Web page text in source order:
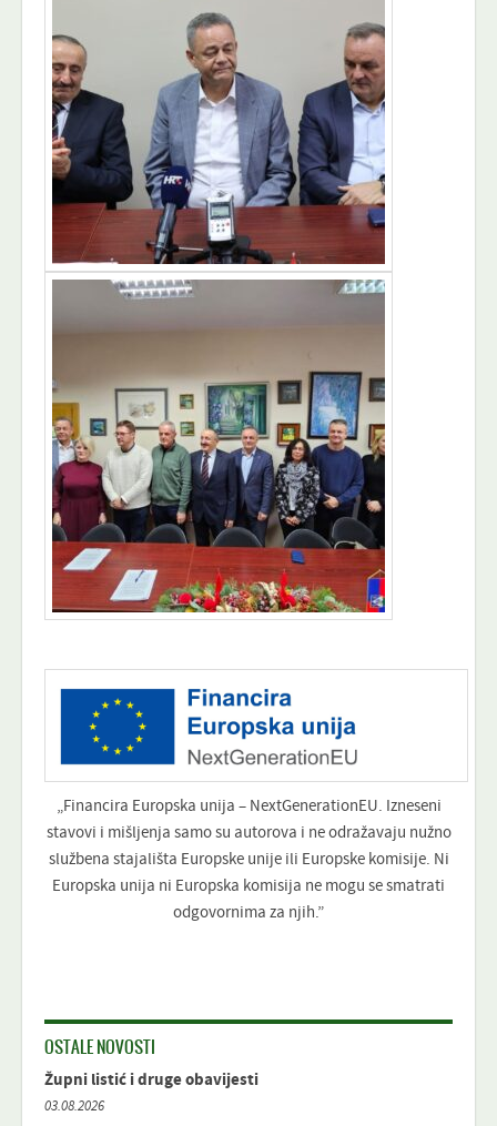
„Financira Europska unija – NextGenerationEU. Izneseni
stavovi i mišljenja samo su autorova i ne odražavaju nužno
službena stajališta Europske unije ili Europske komisije. Ni
Europska unija ni Europska komisija ne mogu se smatrati
odgovornima za njih.”
OSTALE NOVOSTI
Župni listić i druge obavijesti
03.08.2026